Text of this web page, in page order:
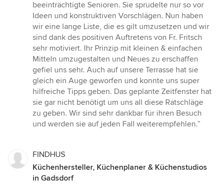
von
5
Sternen
beeinträchtigte Senioren. Sie sprudelte nur so vor
Ideen und konstruktiven Vorschlägen. Nun haben
wir eine lange Liste, die es gilt umzusetzen und wir
sind dank des positiven Auftretens von Fr. Fritsch
sehr motiviert. Ihr Prinzip mit kleinen & einfachen
Mitteln umzugestalten und Neues zu erschaffen
gefiel uns sehr. Auch auf unsere Terrasse hat sie
gleich ein Auge geworfen und konnte uns super
hilfreiche Tipps geben. Das geplante Zeitfenster hat
sie gar nicht benötigt um uns all diese Ratschläge
zu geben. Wir sind sehr dankbar für ihren Besuch
und werden sie auf jeden Fall weiterempfehlen.”
FINDHUS
Küchenhersteller, Küchenplaner & Küchenstudios
in Gadsdorf